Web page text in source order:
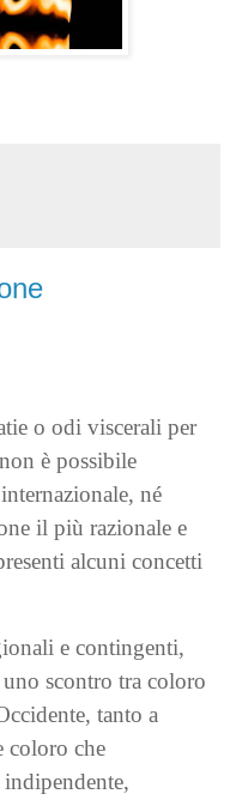
o odi viscerali per
è possibile
né
il più razionale e
alcuni concetti
e contingenti,
scontro tra coloro
tanto a
coloro che